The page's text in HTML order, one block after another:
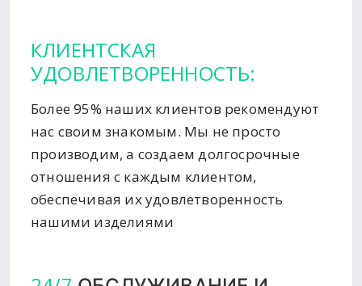
КЛИЕНТСКАЯ
УДОВЛЕТВОРЕННОСТЬ:
Более 95% наших клиентов рекомендуют
нас своим знакомым. Мы не просто
производим, а создаем долгосрочные
отношения с каждым клиентом,
обеспечивая их удовлетворенность
нашими изделиями